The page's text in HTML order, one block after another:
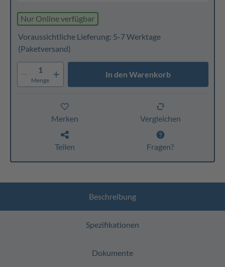
Nur Online verfügbar
Voraussichtliche Lieferung: 5-7 Werktage
(Paketversand)
1
Menge
In den Warenkorb
Merken Vergleichen
Teilen Fragen?
Beschreibung
Spezifikationen
Dokumente